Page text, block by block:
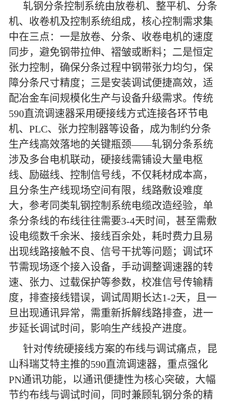
轧钢分条控制系统由放卷机、整平机、分条
机、收卷机及控制系统组成，核心控制需求集
中在三点：一是放卷、分条、收卷电机的速度
同步，避免钢带拉伸、褶皱或断料；二是恒定
张力控制，确保分条过程中钢带张力均匀，保
障分条尺寸精度；三是安装调试便捷高效，适
配冶金车间规模化生产与设备升级需求。传统
590直流调速器采用硬接线方式连接各环节电
机、PLC、张力控制器等设备，成为制约分条
生产线高效落地的关键瓶颈——轧钢分条系统
涉及多台电机联动，硬接线需铺设大量电枢
线、励磁线、控制信号线，不仅耗材成本高，
且分条生产线现场空间有限，线路敷设难度
大，参考同类轧钢控制系统电缆改造经验，单
条分条线的布线往往需要3-4天时间，甚至需敷
设电缆数千余米、接线百余处，耗时费力且易
出现线路接触不良、信号干扰等问题；调试环
节需现场逐个接入设备，手动调整调速器的转
速、张力、过载保护等参数，校准信号传输精
度，排查接线错误，调试周期长达1-2天，且一
旦出现通讯异常，需重新拆解线路排查，进一
步延长调试时间，影响生产线投产进度。
针对传统硬接线方案的布线与调试痛点，昆
山科瑞艾特主推的590直流调速器，重点强化
PN通讯功能，以通讯便捷性为核心突破，大幅
节约布线与调试时间，同时兼顾轧钢分条的精